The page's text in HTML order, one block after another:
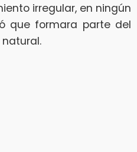
irregular, en ningún
que formara parte del